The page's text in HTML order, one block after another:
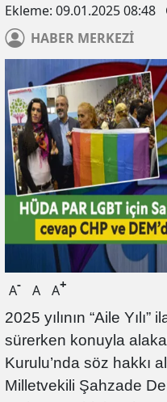
Ekleme: 09.01.2025 08:48
HABER MERKEZİ
A- A A+
2025 yılının “Aile
sürerken konuyla
Kurulu’nda söz hakkı
Milletvekili Şahzade